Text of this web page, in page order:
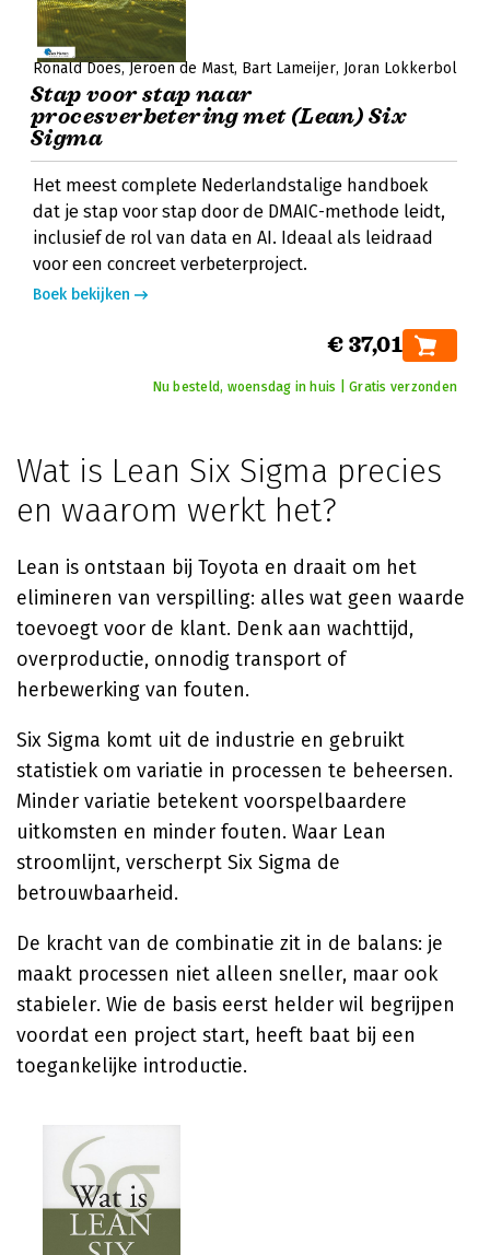
Ronald Does Jeroen de Mast Bart Lameijer Joran Lokkerbol
Stap voor stap naar
procesverbetering met (Lean) Six
Sigma
Het meest complete Nederlandstalige handboek
dat je stap voor stap door de DMAIC-methode leidt,
inclusief de rol van data en AI. Ideaal als leidraad
voor een concreet verbeterproject.
Boek bekijken
€ 37,01
Nu besteld, woensdag in huis | Gratis verzonden
Wat is Lean Six Sigma precies
en waarom werkt het?
Lean is ontstaan bij Toyota en draait om het
elimineren van verspilling: alles wat geen waarde
toevoegt voor de klant. Denk aan wachttijd,
overproductie, onnodig transport of
herbewerking van fouten.
Six Sigma komt uit de industrie en gebruikt
statistiek om variatie in processen te beheersen.
Minder variatie betekent voorspelbaardere
uitkomsten en minder fouten. Waar Lean
stroomlijnt, verscherpt Six Sigma de
betrouwbaarheid.
De kracht van de combinatie zit in de balans: je
maakt processen niet alleen sneller, maar ook
stabieler. Wie de basis eerst helder wil begrijpen
voordat een project start, heeft baat bij een
toegankelijke introductie.